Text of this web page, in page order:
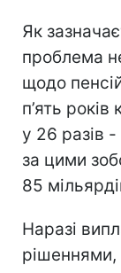
Як
проблема
щодо
п’ять років
у 26 разів
за цими
85
Наразі
рішеннями,